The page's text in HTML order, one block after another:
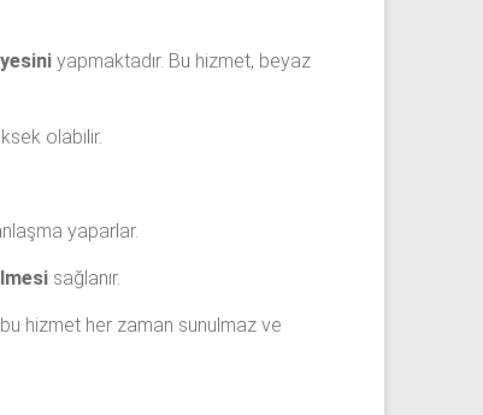
yapmaktadır. Bu hizmet, beyaz
olabilir.
yaparlar.
sağlanır.
hizmet her zaman sunulmaz ve